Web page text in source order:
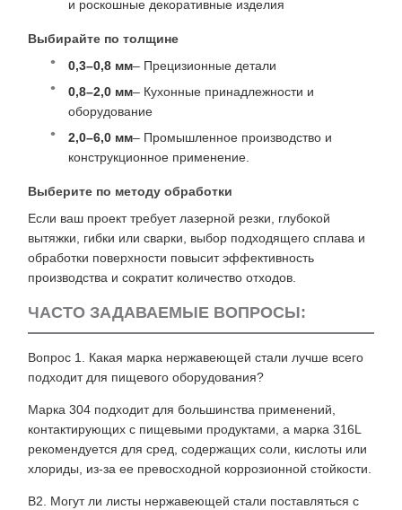
и роскошные декоративные изделия
Выбирайте по толщине
0,3–0,8 мм– Прецизионные детали
0,8–2,0 мм– Кухонные принадлежности и
оборудование
2,0–6,0 мм– Промышленное производство и
конструкционное применение.
Выберите по методу обработки
Если ваш проект требует лазерной резки, глубокой
вытяжки, гибки или сварки, выбор подходящего сплава и
обработки поверхности повысит эффективность
производства и сократит количество отходов.
ЧАСТО ЗАДАВАЕМЫЕ ВОПРОСЫ:
Вопрос 1. Какая марка нержавеющей стали лучше всего
подходит для пищевого оборудования?
Марка 304 подходит для большинства применений,
контактирующих с пищевыми продуктами, а марка 316L
рекомендуется для сред, содержащих соли, кислоты или
хлориды, из-за ее превосходной коррозионной стойкости.
В2. Могут ли листы нержавеющей стали поставляться с